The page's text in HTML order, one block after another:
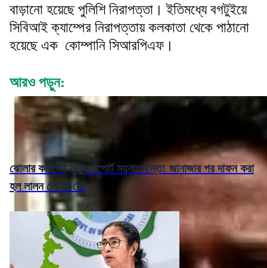
বাড়ানো হয়েছে পুলিশি নিরাপত্তা। ইতিমধ্যে বগটুইয়ে
সিবিআই ক্যাম্পের নিরাপত্তায় কলকাতা থেকে পাঠানো
হয়েছে এক কোম্পানি সিআরপিএফ।
আরও পড়ুন:
ঝোলার কারণেই মৃত্যু রিপোর্ট ময়নাতদন্তে! জানাজার পর দাফন করা
হল লালন শেখের দেহ